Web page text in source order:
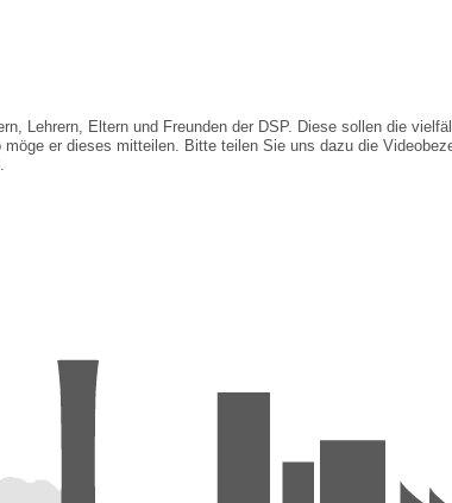
Lehrern, Eltern und Freunden der DSP. Diese sollen die
er dieses mitteilen. Bitte teilen Sie uns dazu die